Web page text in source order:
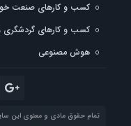
کسب و کارهای صنعت
کسب و کارهای گردشگری
هوش مصنوعی
تمام حقوق مادی و معنوی این